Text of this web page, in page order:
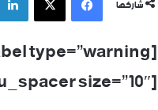
شاركها
[su_spacer size=”10″]